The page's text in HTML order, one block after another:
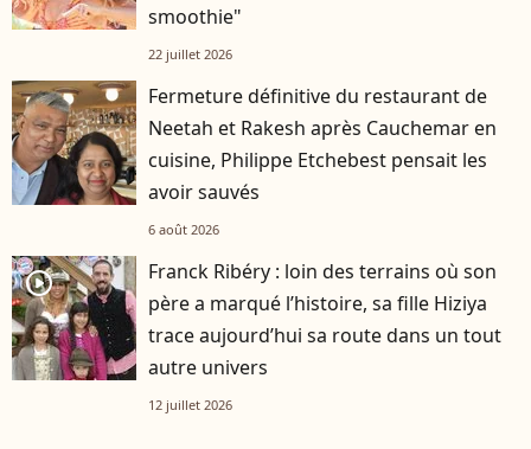
smoothie"
22 juillet 2026
Fermeture définitive du restaurant de
Neetah et Rakesh après Cauchemar en
cuisine, Philippe Etchebest pensait les
avoir sauvés
6 août 2026
player2
Franck Ribéry : loin des terrains où son
père a marqué l’histoire, sa fille Hiziya
trace aujourd’hui sa route dans un tout
autre univers
12 juillet 2026